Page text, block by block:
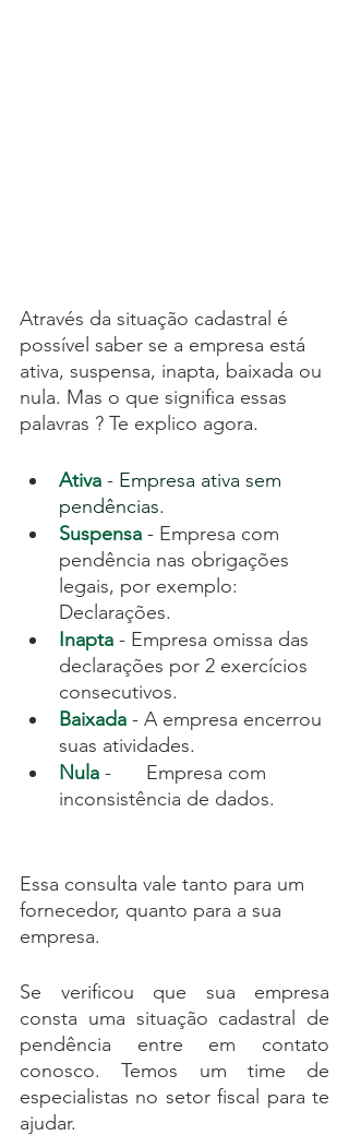
Através da situação cadastral é
possível saber se a empresa está
ativa, suspensa, inapta, baixada ou
nula. Mas o que significa essas
palavras ? Te explico agora.
Ativa - Empresa ativa sem
pendências.
Suspensa - Empresa com
pendência nas obrigações
legais, por exemplo:
Declarações.
Inapta - Empresa omissa das
declarações por 2 exercícios
consecutivos.
Baixada - A empresa encerrou
suas atividades.
Nula - 	Empresa com
inconsistência de dados.
Essa consulta vale tanto para um
fornecedor, quanto para a sua
empresa.
Se verificou que sua empresa
consta uma situação cadastral de
pendência entre em contato
conosco. Temos um time de
especialistas no setor fiscal para te
ajudar.